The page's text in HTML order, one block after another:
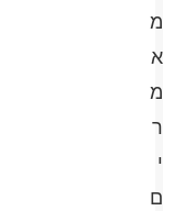
מ
א
מ
ר
י
ם